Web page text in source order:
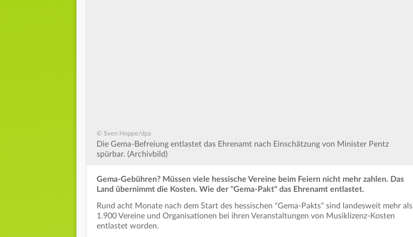
© Sven Hoppe/dpa
Die Gema-Befreiung entlastet das Ehrenamt nach Einschätzung von Minister Pentz
spürbar. (Archivbild)
Gema-Gebühren? Müssen viele hessische Vereine beim Feiern nicht mehr zahlen. Das
Land übernimmt die Kosten. Wie der "Gema-Pakt" das Ehrenamt entlastet.
Rund acht Monate nach dem Start des hessischen "Gema-Pakts" sind landesweit mehr als
1.900 Vereine und Organisationen bei ihren Veranstaltungen von Musiklizenz-Kosten
entlastet worden.